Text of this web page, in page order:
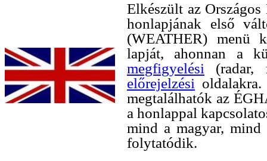
Elkészült az
honlapjának első
(WEATHER) menü
lapját, ahonnan a
megfigyelési (radar,
előrejelzési
megtalálhatók az
a honlappal
mind a magyar, mind
folytatódik.